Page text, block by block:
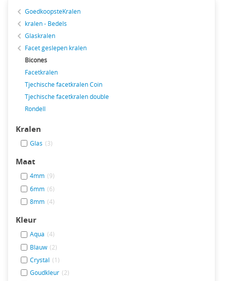
GoedkoopsteKralen
kralen - Bedels
Glaskralen
Facet geslepen kralen
Bicones
Facetkralen
Tjechische facetkralen Coin
Tjechische facetkralen double
Rondell
Kralen
Glas (3)
Maat
4mm (9)
6mm (6)
8mm (4)
Kleur
Aqua (4)
Blauw (2)
Crystal (1)
Goudkleur (2)